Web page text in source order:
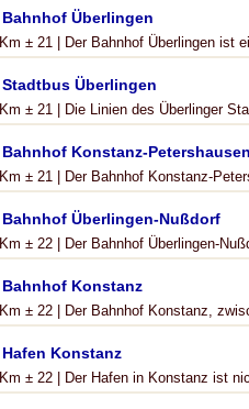
Bahnhof Überlingen
Km ± 21 | Der Bahnhof Überlingen ist
Stadtbus Überlingen
Km ± 21 | Die Linien des Überlinger
Bahnhof Konstanz-Petershausen
Km ± 21 | Der Bahnhof Konstanz-
Bahnhof Überlingen-Nußdorf
Km ± 22 | Der Bahnhof Überlingen-
Bahnhof Konstanz
Km ± 22 | Der Bahnhof Konstanz,
Hafen Konstanz
Km ± 22 | Der Hafen in Konstanz ist